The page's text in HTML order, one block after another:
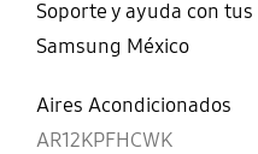
Soporte y ayuda con
Samsung México
Aires Acondicionados
AR12KPFHCWK